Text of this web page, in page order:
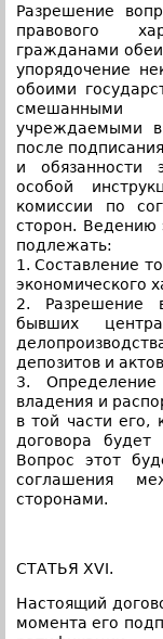
Разрешение
правового
гражданами
упорядочение
обоими
смешанными
учреждаемыми
после
и обязанности
особой
комиссии по
сторон. Ведению
подлежать:
1. Составление
экономического
2. Разрешение
бывших
депозитов и
3.
владения и
в той части его,
договора будет
Вопрос этот
соглашения
сторонами.
СТАТЬЯ XVI.
Настоящий
момента его